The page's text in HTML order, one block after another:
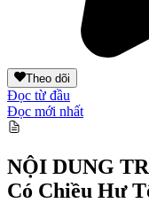
Theo dõi
Đọc từ đầu
Đọc mới nhất
NỘI DUNG
Có Chiều Hư